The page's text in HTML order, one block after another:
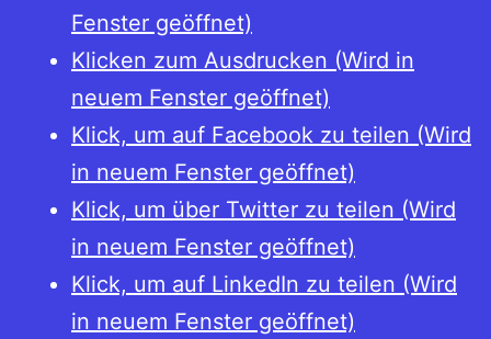
Fenster geöffnet)
Klicken zum Ausdrucken (Wird in
neuem Fenster geöffnet)
Klick, um auf Facebook zu teilen (Wird
in neuem Fenster geöffnet)
Klick, um über Twitter zu teilen (Wird
in neuem Fenster geöffnet)
Klick, um auf LinkedIn zu teilen (Wird
in neuem Fenster geöffnet)